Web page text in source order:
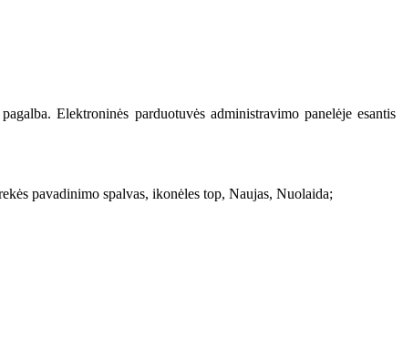
Elektroninės parduotuvės administravimo panelėje esantis
pavadinimo spalvas, ikonėles top, Naujas, Nuolaida;